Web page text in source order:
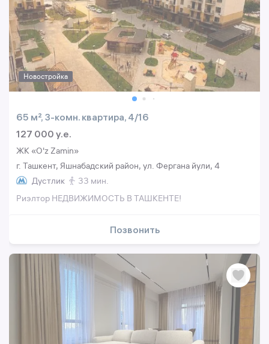
Новостройка
65 м², 3-комн. квартира, 4/16
127 000 y.e.
ЖК «O'z Zamin»
г. Ташкент, Яшнабадский район, ул. Фергана йули, 4
Дустлик
33 мин.
Риэлтор НЕДВИЖИМОСТЬ В ТАШКЕНТЕ!
Позвонить